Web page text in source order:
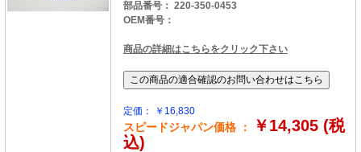
部品番号： 220-350-0453
OEM番号：
商品の詳細はこちらをクリック下さい
定価： ￥16,830
スピードジャパン価格 ：
￥14,305 (税
込)